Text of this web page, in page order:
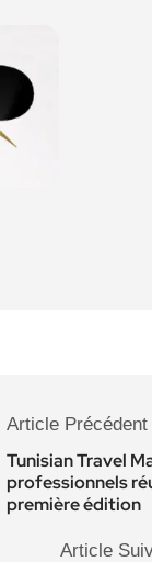
Article Précédent
Tunisian Travel
professionnels
première édition
Article